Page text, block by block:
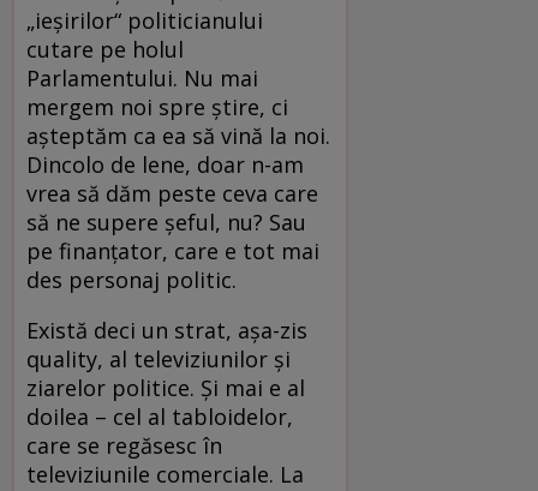
„ieşirilor“ politicianului
cutare pe holul
Parlamentului. Nu mai
mergem noi spre ştire, ci
aşteptăm ca ea să vină la noi.
Dincolo de lene, doar n-am
vrea să dăm peste ceva care
să ne supere şeful, nu? Sau
pe finanţator, care e tot mai
des personaj politic.
Există deci un strat, aşa-zis
quality, al televiziunilor şi
ziarelor politice. Şi mai e al
doilea – cel al tabloidelor,
care se regăsesc în
televiziunile comerciale. La